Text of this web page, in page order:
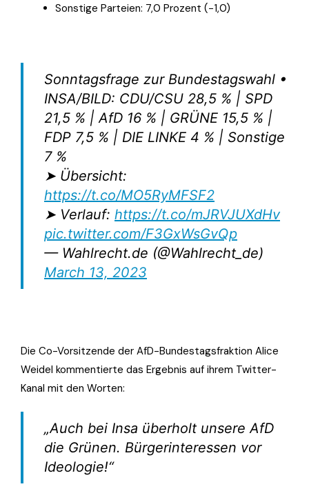
Sonstige Parteien: 7,0 Prozent (−1,0)
Sonntagsfrage zur Bundestagswahl •
INSA/BILD: CDU/CSU 28,5 % | SPD
21,5 % | AfD 16 % | GRÜNE 15,5 % |
FDP 7,5 % | DIE LINKE 4 % | Sonstige
7 %
➤ Übersicht:
https://t.co/MO5RyMFSF2
➤ Verlauf: https://t.co/mJRVJUXdHv
pic.twitter.com/F3GxWsGvQp
— Wahlrecht.de (@Wahlrecht_de)
March 13, 2023
Die Co-Vorsitzende der AfD-Bundestagsfraktion Alice
Weidel kommentierte das Ergebnis auf ihrem Twitter-
Kanal mit den Worten:
„Auch bei Insa überholt unsere AfD
die Grünen. Bürgerinteressen vor
Ideologie!“